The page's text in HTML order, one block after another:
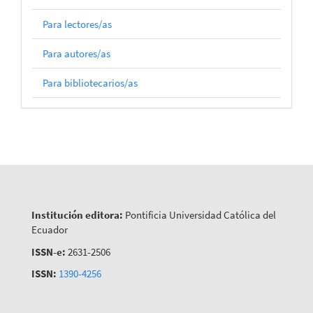
Para lectores/as
Para autores/as
Para bibliotecarios/as
Institución editora: Pontificia Universidad Católica del
Ecuador
ISSN-e: 2631-2506
ISSN: 1390-4256